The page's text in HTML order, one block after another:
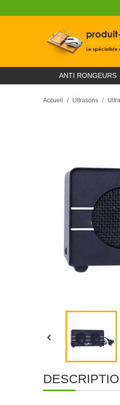
ANTI RONGEURS
Accueil Ultrasons
